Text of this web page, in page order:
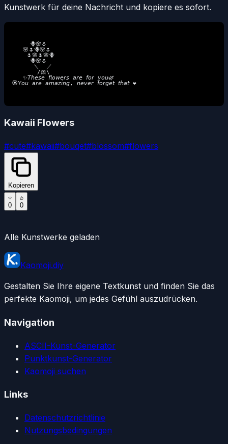
Kunstwerk für deine Nachricht und kopiere es sofort.
     🪻🌸🌷
   🌸🌷🪻🌸🌷
    🌷🌸🌷🌸🪻
     🪻🌸🌷
      ＼  ／
       /🎀\
   ✨𝘛𝘩𝘦𝘴𝘦 𝘧𝘭𝘰𝘸𝘦𝘳𝘴 𝘢𝘳𝘦 𝘧𝘰𝘳 𝘺𝘰𝘶🌿
🏵️𝘠𝘰𝘶 𝘢𝘳𝘦 𝘢𝘮𝘢𝘻𝘪𝘯𝘨, 𝘯𝘦𝘷𝘦𝘳 𝘧𝘰𝘳𝘨𝘦𝘵 𝘵𝘩𝘢𝘵 ❤
Kawaii Flowers
#cute#kawaii#bouqet#blossom#flowers
Kopieren
0 0
Alle Kunstwerke geladen
Kaomoji.diy
Gestalten Sie Ihre eigene Textkunst und finden Sie das
perfekte Kaomoji, um jedes Gefühl auszudrücken.
Navigation
ASCII-Kunst-Generator
Punktkunst-Generator
Kaomoji suchen
Links
Datenschutzrichtlinie
Nutzungsbedingungen